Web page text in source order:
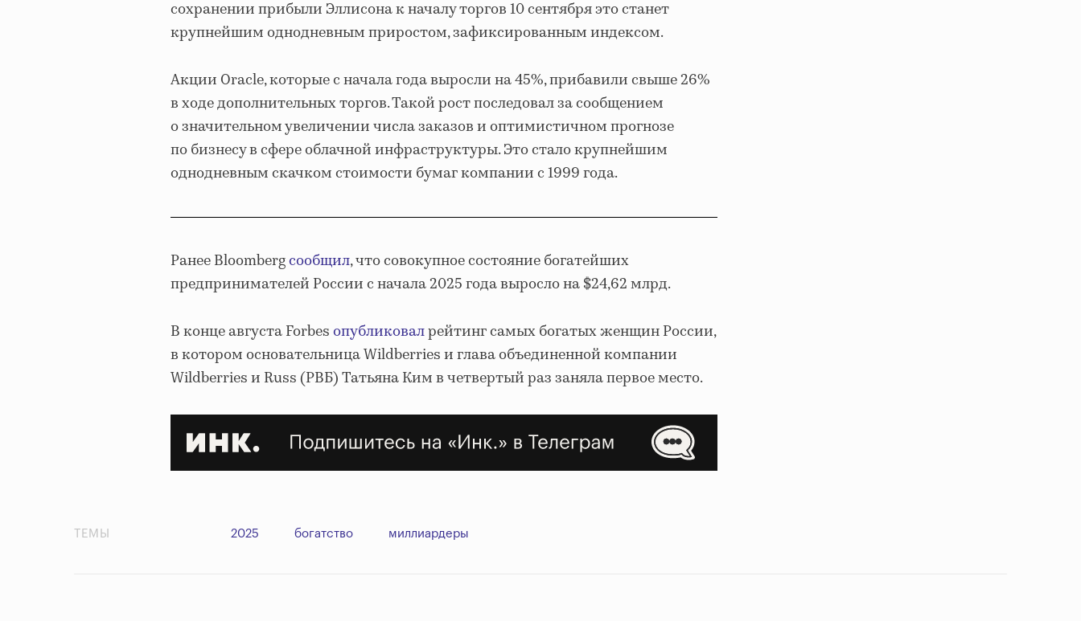
сохранении прибыли Эллисона к началу торгов 10 сентября это станет
крупнейшим однодневным приростом, зафиксированным индексом.
Акции Oracle, которые с начала года выросли на 45%, прибавили свыше 26%
в ходе дополнительных торгов. Такой рост последовал за сообщением
о значительном увеличении числа заказов и оптимистичном прогнозе
по бизнесу в сфере облачной инфраструктуры. Это стало крупнейшим
однодневным скачком стоимости бумаг компании с 1999 года.
Ранее Bloombergсообщил, что совокупное состояние богатейших
предпринимателей России с начала 2025 года выросло на $24,62 млрд.
В конце августа Forbesопубликовалрейтинг самых богатых женщин России,
в котором основательница Wildberries и глава объединенной компании
Wildberries и Russ (РВБ) Татьяна Ким в четвертый раз заняла первое место.
ТЕМЫ 2025 богатство миллиардеры